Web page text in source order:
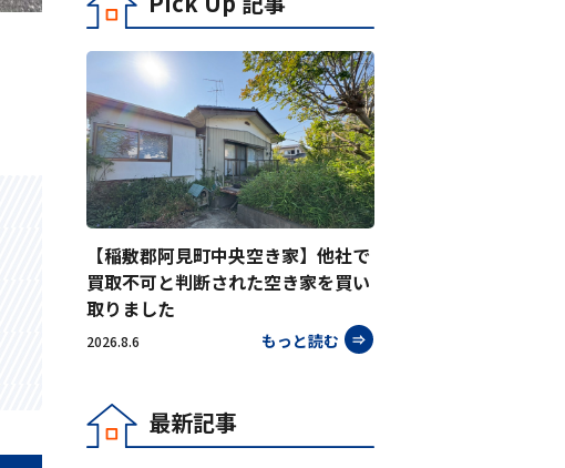
【稲敷郡阿見町中央空き家】他社で
買取不可と判断された空き家を買い
取りました
2026.8.6 もっと読む
最新記事